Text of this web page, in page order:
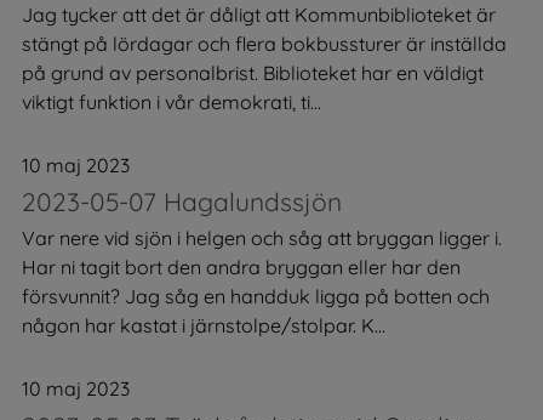
Jag tycker att det är dåligt att Kommunbiblioteket är
stängt på lördagar och flera bokbussturer är inställda
på grund av personalbrist. Biblioteket har en väldigt
viktigt funktion i vår demokrati, ti...
10 maj 2023
2023-05-07 Hagalundssjön
Var nere vid sjön i helgen och såg att bryggan ligger i.
Har ni tagit bort den andra bryggan eller har den
försvunnit? Jag såg en handduk ligga på botten och
någon har kastat i järnstolpe/stolpar. K...
10 maj 2023